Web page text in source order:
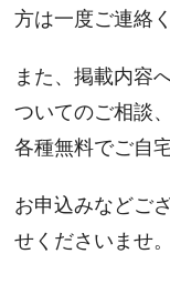
方は一度ご連絡
また、掲載内容
ついてのご相談、
各種無料でご自
お申込みなどご
せくださいませ。